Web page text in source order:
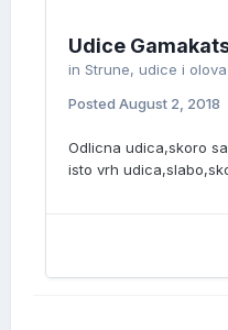
Udice
in Strune, udice i olova
Posted August 2, 2018
Odlicna udica,skoro
isto vrh